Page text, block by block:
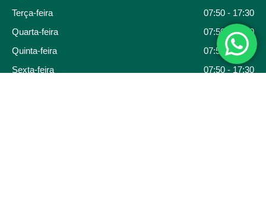
Terça-feira
07:50 - 17:30
Quarta-feira
07:50 - 17:30
Quinta-feira
07:50 - 17:30
Sexta-feira
07:50 - 17:30